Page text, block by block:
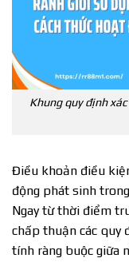
Khung quy định
Điều khoản điều
động phát sinh
Ngay từ thời điểm
chấp thuận các quy
tính ràng buộc giữa